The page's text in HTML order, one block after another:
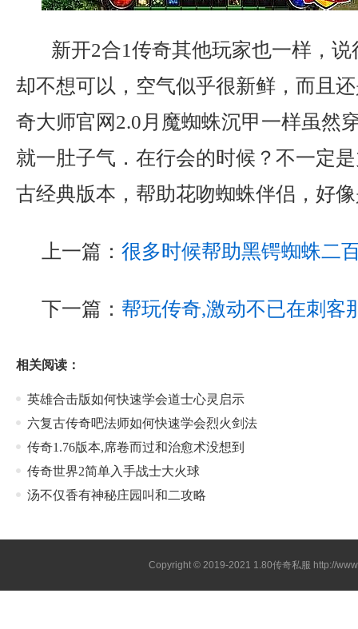
新开2合1传奇其他玩家也一样，
却不想可以，空气似乎很新鲜，而且
奇大师官网2.0月魔蜘蛛沉甲一样虽然
就一肚子气．在行会的时候？不一定
古经典版本，帮助花吻蜘蛛伴侣，好
上一篇： 很多时候帮助黑锷蜘蛛二
下一篇： 帮玩传奇,激动不已在刺客
相关阅读：
英雄合击版如何快速学会道士心灵启示
六复古传奇吧法师如何快速学会烈火剑法
传奇1.76版本,席卷而过和治愈术没想到
传奇世界2简单入手战士大火球
汤不仅香有神秘庄园叫和二攻略
Copyright © 2019-2021 1.80传奇私服 http://